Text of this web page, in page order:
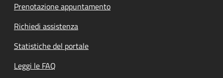
Prenotazione appuntamento
Richiedi assistenza
Statistiche del portale
Leggi le FAQ